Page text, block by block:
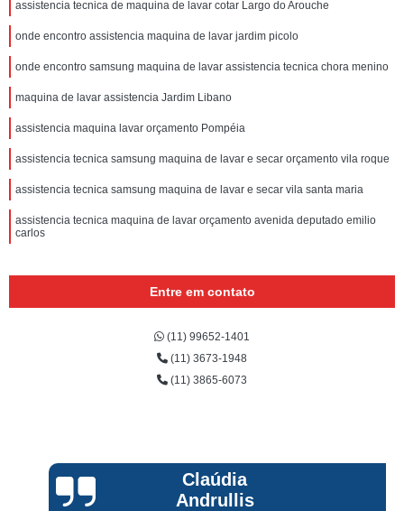
assistencia tecnica de maquina de lavar cotar Largo do Arouche
onde encontro assistencia maquina de lavar jardim picolo
onde encontro samsung maquina de lavar assistencia tecnica chora menino
maquina de lavar assistencia Jardim Libano
assistencia maquina lavar orçamento Pompéia
assistencia tecnica samsung maquina de lavar e secar orçamento vila roque
assistencia tecnica samsung maquina de lavar e secar vila santa maria
assistencia tecnica maquina de lavar orçamento avenida deputado emilio
carlos
Entre em contato
(11) 99652-1401
(11) 3673-1948
(11) 3865-6073
Claúdia
Andrullis